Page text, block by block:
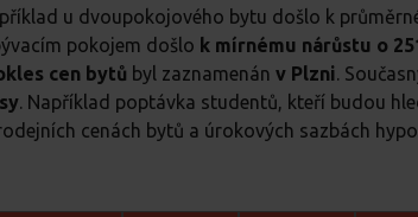
u dvoupokojového bytu došlo k
pokojem došlo k mírnému nárůstu o
cen bytů byl zaznamenán v Plzni.
. Například poptávka studentů, kteří budou
cenách bytů a úrokových sazbách